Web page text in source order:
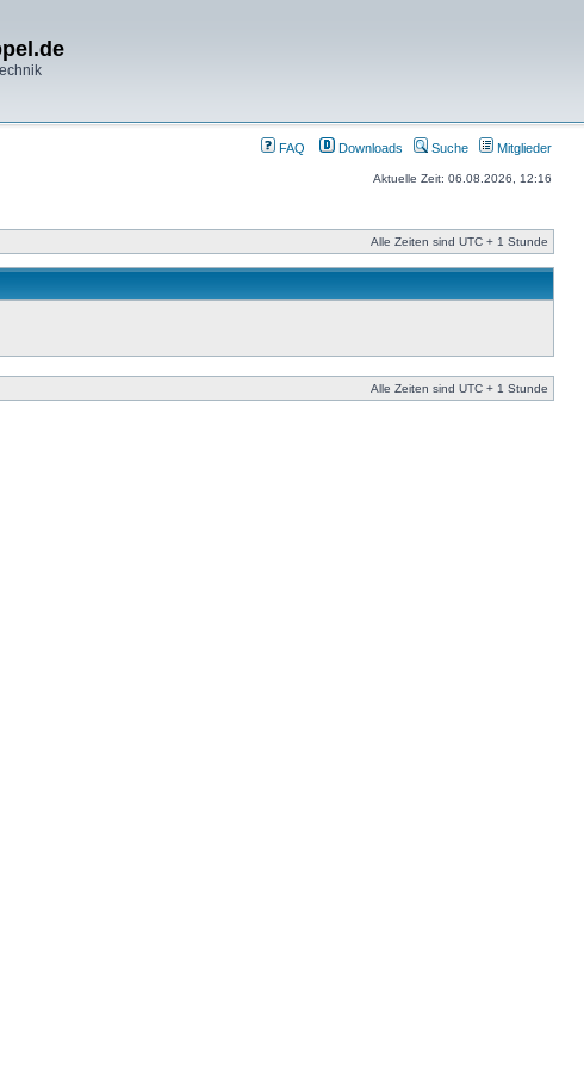
FAQ Downloads Suche Mitglieder
Aktuelle Zeit: 06.08.2026, 12:16
Alle Zeiten sind UTC + 1 Stunde
Alle Zeiten sind UTC + 1 Stunde